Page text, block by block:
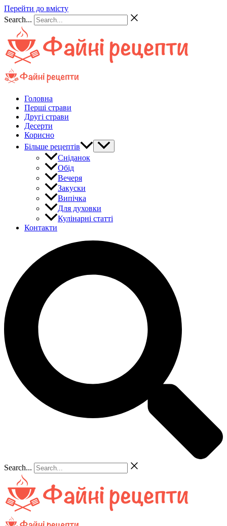
Перейти до вмісту
Search...
Головна
Перші страви
Другі страви
Десерти
Корисно
Більше рецептів
Сніданок
Обід
Вечеря
Закуски
Випічка
Для духовки
Кулінарні статті
Контакти
Search...